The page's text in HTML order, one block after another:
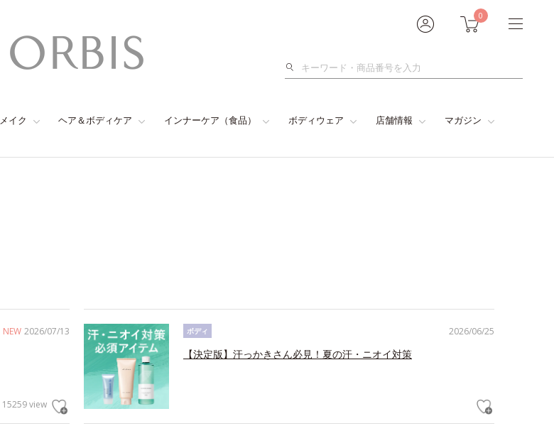
0
検
メイク ヘア＆ボディケア インナーケア（食品） ボディウェア 店舗情報 マガジン
NEW 2026/07/13
15259 view
2026/06/25
ボディ
【決定版】汗っかきさん必見！夏の汗・ニオイ対策